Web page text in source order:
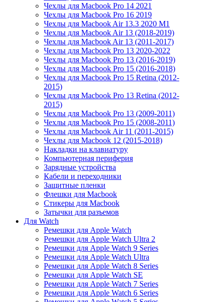
Чехлы для Macbook Pro 14 2021
Чехлы для Macbook Pro 16 2019
Чехлы для Macbook Air 13.3 2020 M1
Чехлы для Macbook Air 13 (2018-2019)
Чехлы для Macbook Air 13 (2011-2017)
Чехлы для Macbook Pro 13 2020-2022
Чехлы для Macbook Pro 13 (2016-2019)
Чехлы для Macbook Pro 15 (2016-2018)
Чехлы для Macbook Pro 15 Retina (2012-
2015)
Чехлы для Macbook Pro 13 Retina (2012-
2015)
Чехлы для Macbook Pro 13 (2009-2011)
Чехлы для Macbook Pro 15 (2008-2011)
Чехлы для Macbook Air 11 (2011-2015)
Чехлы для Macbook 12 (2015-2018)
Накладки на клавиатуру
Компьютерная периферия
Зарядные устройства
Кабели и переходники
Защитные пленки
Флешки для Macbook
Стикеры для Macbook
Затычки для разъемов
Для Watch
Ремешки для Apple Watch
Ремешки для Apple Watch Ultra 2
Ремешки для Apple Watch 9 Series
Ремешки для Apple Watch Ultra
Ремешки для Apple Watch 8 Series
Ремешки для Apple Watch SE
Ремешки для Apple Watch 7 Series
Ремешки для Apple Watch 6 Series